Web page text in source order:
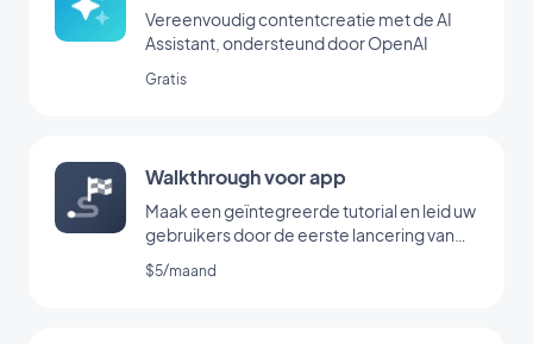
Vereenvoudig contentcreatie met de AI
Assistant, ondersteund door OpenAI
Gratis
Walkthrough voor app
Maak een geïntegreerde tutorial en leid uw
gebruikers door de eerste lancering van
uw app
$5/maand